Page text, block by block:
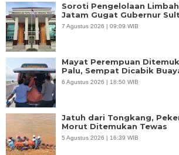
Soroti Pengelolaan
Jatam Gugat Gubernur
7 Agustus 2026 | 09:09 WIB
Mayat Perempuan
Palu, Sempat Dicabik
6 Agustus 2026 | 18:50 WIB
Jatuh dari Tongkang,
Morut Ditemukan Tewas
5 Agustus 2026 | 16:39 WIB